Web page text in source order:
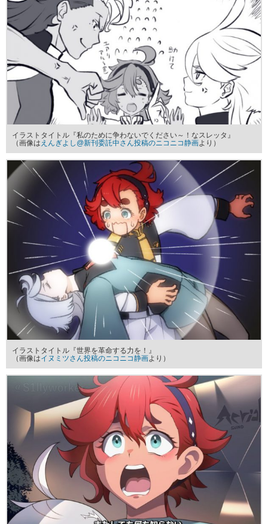
イラストタイトル『私のために争わないでください～！なスレッタ』
（画像は えんぎよし@新刊委託中さん投稿のニコニコ静画より）
イラストタイトル『世界を革命する力を！』
（画像はイヌミツさん投稿のニコニコ静画より）